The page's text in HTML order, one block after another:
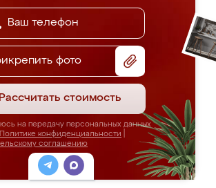
фото
Рассчитать стоимость
на передачу персональных данных
Политике конфиденциальности
соглашению